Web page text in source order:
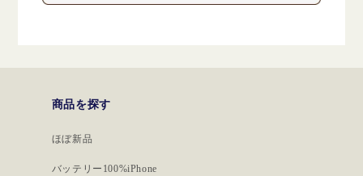
商品を探す
ほぼ新品
バッテリー100%iPhone